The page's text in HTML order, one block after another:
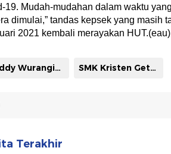
19. Mudah-mudahan dalam waktu
dimulai,” tandas kepsek yang masih
2021 kembali merayakan HUT.(eau)
Freddy Wurangian SMK Kristen Getsemani Manado
Terakhir